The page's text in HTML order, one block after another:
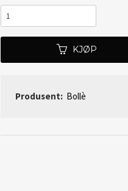
KJØP
Produsent: Bollè